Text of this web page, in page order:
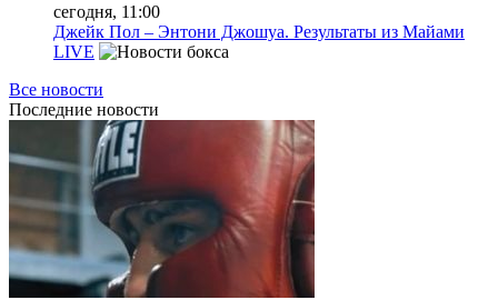
сегодня, 11:00
Джейк Пол – Энтони Джошуа. Результаты из Майами
LIVE
Все новости
Последние новости